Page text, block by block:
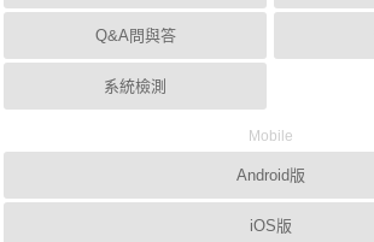
Q&A問與答
系統檢測
Mobile
Android版
iOS版